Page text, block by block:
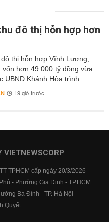
đô thị hỗn hợp hơn
đô thị hỗn hợp Vĩnh Lương,
vốn hơn 49.000 tỷ đồng vừa
UBND Khánh Hòa trình...
19 giờ trước
TPHCM cấp ngày 20/3/2026
- Phường Gia Định - TP.HCM
Ba Đình - TP. Hà Nội
Quyết